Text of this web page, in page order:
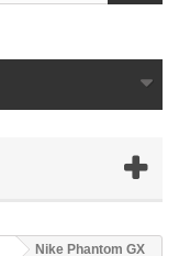
Nike Phantom GX